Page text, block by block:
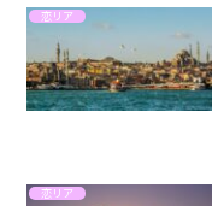
恋リア
恋リア